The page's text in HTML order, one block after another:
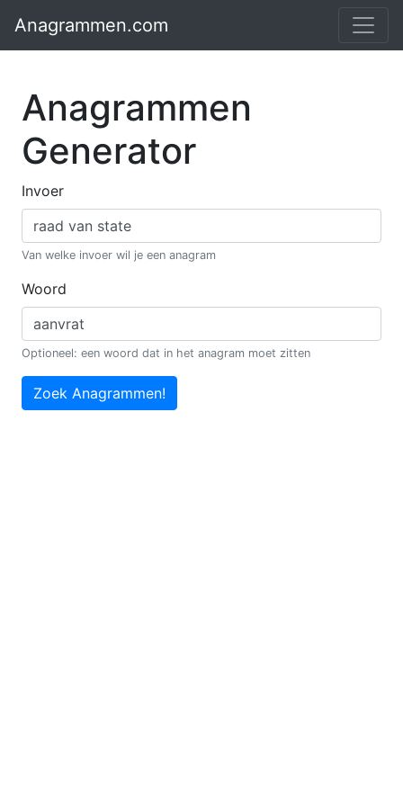
Anagrammen
Generator
Invoer
Van welke invoer wil je een anagram
Woord
Optioneel: een woord dat in het anagram moet zitten
Zoek Anagrammen!
Anagrammen.com